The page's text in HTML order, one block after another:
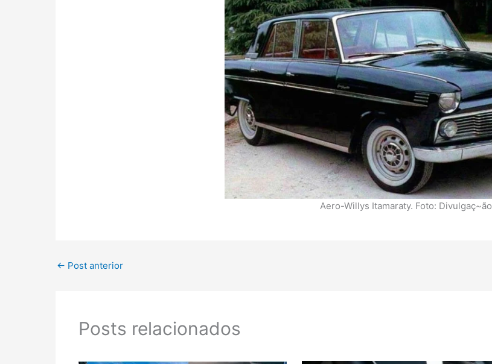
Aero-Willys Itamaraty. Foto: Divulgaç~ão
← Post anterior
Posts relacionados